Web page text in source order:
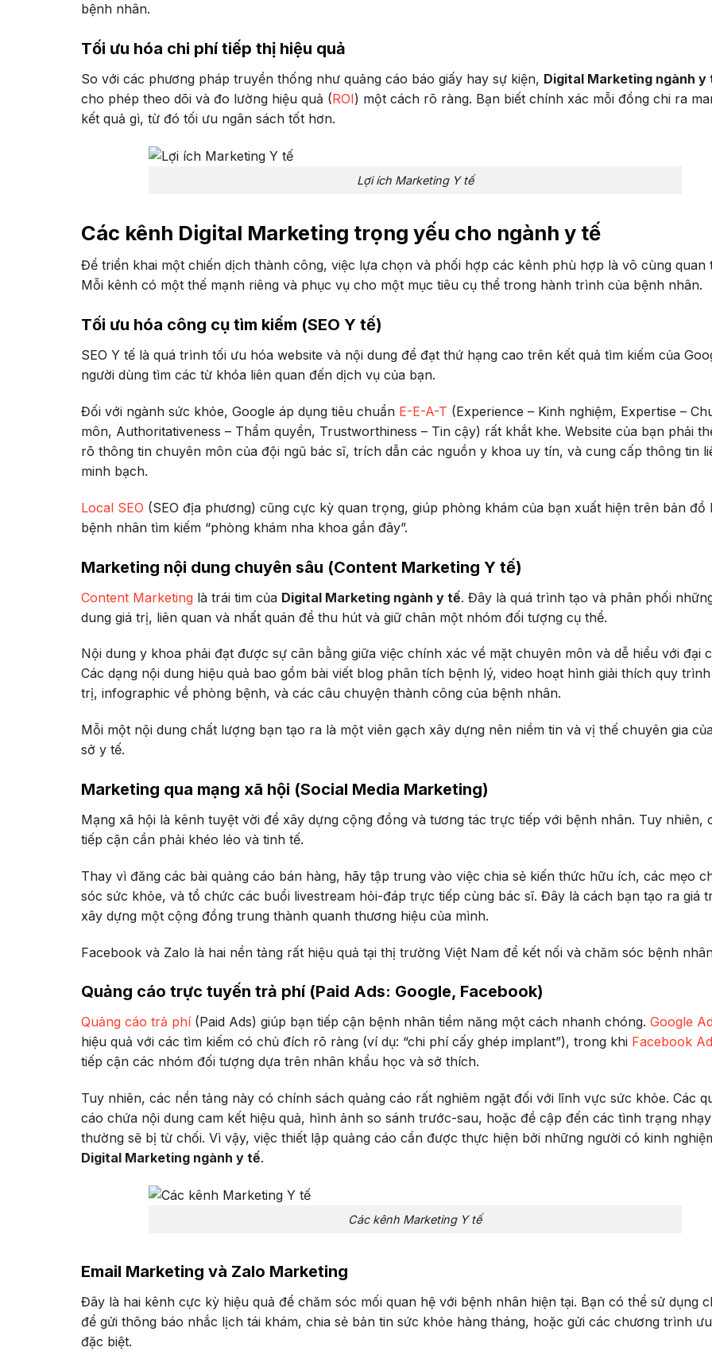
bệnh nhân.
Tối ưu hóa chi phí tiếp thị hiệu quả
So với các phương pháp truyền thống như quảng cáo báo giấy hay sự kiện, Digital Marketing ngành y
cho phép theo dõi và đo lường hiệu quả (ROI) một cách rõ ràng. Bạn biết chính xác mỗi đồng chi ra
kết quả gì, từ đó tối ưu ngân sách tốt hơn.
Lợi ích Marketing Y tế
Các kênh Digital Marketing trọng yếu cho ngành y tế
Để triển khai một chiến dịch thành công, việc lựa chọn và phối hợp các kênh phù hợp là vô cùng quan
Mỗi kênh có một thế mạnh riêng và phục vụ cho một mục tiêu cụ thể trong hành trình của bệnh nhân.
Tối ưu hóa công cụ tìm kiếm (SEO Y tế)
SEO Y tế là quá trình tối ưu hóa website và nội dung để đạt thứ hạng cao trên kết quả tìm kiếm của
người dùng tìm các từ khóa liên quan đến dịch vụ của bạn.
Đối với ngành sức khỏe, Google áp dụng tiêu chuẩn E-E-A-T (Experience – Kinh nghiệm, Expertise –
môn, Authoritativeness – Thẩm quyền, Trustworthiness – Tin cậy) rất khắt khe. Website của bạn phải
rõ thông tin chuyên môn của đội ngũ bác sĩ, trích dẫn các nguồn y khoa uy tín, và cung cấp thông tin
minh bạch.
Local SEO (SEO địa phương) cũng cực kỳ quan trọng, giúp phòng khám của bạn xuất hiện trên bản đồ
bệnh nhân tìm kiếm “phòng khám nha khoa gần đây”.
Marketing nội dung chuyên sâu (Content Marketing Y tế)
Content Marketing là trái tim của Digital Marketing ngành y tế. Đây là quá trình tạo và phân phối
dung giá trị, liên quan và nhất quán để thu hút và giữ chân một nhóm đối tượng cụ thể.
Nội dung y khoa phải đạt được sự cân bằng giữa việc chính xác về mặt chuyên môn và dễ hiểu với đại
Các dạng nội dung hiệu quả bao gồm bài viết blog phân tích bệnh lý, video hoạt hình giải thích quy
trị, infographic về phòng bệnh, và các câu chuyện thành công của bệnh nhân.
Mỗi một nội dung chất lượng bạn tạo ra là một viên gạch xây dựng nên niềm tin và vị thế chuyên gia
sở y tế.
Marketing qua mạng xã hội (Social Media Marketing)
Mạng xã hội là kênh tuyệt vời để xây dựng cộng đồng và tương tác trực tiếp với bệnh nhân. Tuy nhiên,
tiếp cận cần phải khéo léo và tinh tế.
Thay vì đăng các bài quảng cáo bán hàng, hãy tập trung vào việc chia sẻ kiến thức hữu ích, các mẹo
sóc sức khỏe, và tổ chức các buổi livestream hỏi-đáp trực tiếp cùng bác sĩ. Đây là cách bạn tạo ra giá
xây dựng một cộng đồng trung thành quanh thương hiệu của mình.
Facebook và Zalo là hai nền tảng rất hiệu quả tại thị trường Việt Nam để kết nối và chăm sóc bệnh
Quảng cáo trực tuyến trả phí (Paid Ads: Google, Facebook)
Quảng cáo trả phí(Paid Ads) giúp bạn tiếp cận bệnh nhân tiềm năng một cách nhanh chóng. Google
hiệu quả với các tìm kiếm có chủ đích rõ ràng (ví dụ: “chi phí cấy ghép implant”), trong khi Facebook
tiếp cận các nhóm đối tượng dựa trên nhân khẩu học và sở thích.
Tuy nhiên, các nền tảng này có chính sách quảng cáo rất nghiêm ngặt đối với lĩnh vực sức khỏe. Các
cáo chứa nội dung cam kết hiệu quả, hình ảnh so sánh trước-sau, hoặc đề cập đến các tình trạng
thường sẽ bị từ chối. Vì vậy, việc thiết lập quảng cáo cần được thực hiện bởi những người có kinh
Digital Marketing ngành y tế.
Các kênh Marketing Y tế
Email Marketing và Zalo Marketing
Đây là hai kênh cực kỳ hiệu quả để chăm sóc mối quan hệ với bệnh nhân hiện tại. Bạn có thể sử dụng
để gửi thông báo nhắc lịch tái khám, chia sẻ bản tin sức khỏe hàng tháng, hoặc gửi các chương trình
đặc biệt.